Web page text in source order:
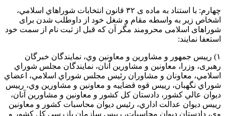
چهارم: با استناد به ماده ی ۳۲ قانون انتخابات شوراهاي اسلامي،
اشخاص زير به واسطه مقام و شغل خود از داوطلب شدن برای
شوراهای اسلامی محرومند مگر آن كه قبل از ثبت نام از سمت خود
استعفا نمایند:
۱) رييس جمهور و مشاورين و معاونين وي، نمایندگان خبرگان
رهبری، وزرا، معاونين و مشاورين آنان، نمايندگان مجلس شوراي
اسلامي، معاونان و مشاوران رئيس مجلس شوراي اسلامي، اعضاي
شوراي نگهبان، رييس قوه قضاييه و معاونين و مشاورين وي، رييس
ديوان عالي كشور، دادستان كل كشور و معاونين و مشاورين آنان،
رييس ديوان عدالت اداري، رئیس دیوان محاسبات کشور و معاونين
وي، دادستان ديوان محاسبات، رييس سازمان بازرسي كل كشور و